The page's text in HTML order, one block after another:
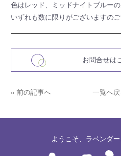
色はレッド、ミッドナイトブルーの
いずれも数に限りがございますのご
お問合せは
« 前の記事へ 一覧へ戻
ようこそ、ラベンダ